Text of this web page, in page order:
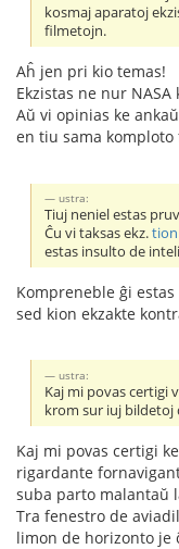
kosmaj aparatoj
filmetojn.
Aĥ jen pri kio temas!
Ekzistas ne nur
Aŭ vi opinias ke
en tiu sama
ustra:
Tiuj neniel estas
Ĉu vi taksas ekz.tion
estas insulto de
Kompreneble ĝi
sed kion ekzakte
ustra:
Kaj mi povas certigi
krom sur iuj bildetoj
Kaj mi povas certigi
rigardante
suba parto malantaŭ
Tra fenestro de
limon de horizonto je